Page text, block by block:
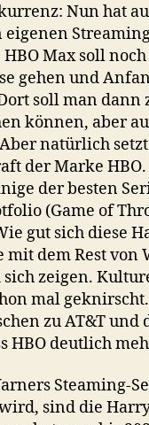
Nun hat
eigenen
Max soll
gehen und
soll man dann
können, aber
natürlich
der Marke HBO.
der besten
(Game of
gut sich diese
mit dem Rest von
zeigen.
mal
zu AT&T und
HBO deutlich
Steaming-
sind die